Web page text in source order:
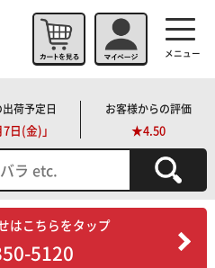
メニュー
荷予定日
日(金)」
お客様からの評価
★4.50
はこちらをタップ
5120